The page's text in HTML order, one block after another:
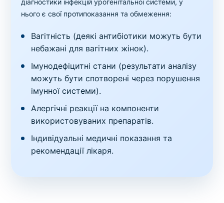
діагностики інфекцій урогенітальної системи, у
нього є свої протипоказання та обмеження:
Вагітність (деякі антибіотики можуть бути
небажані для вагітних жінок).
Імунодефіцитні стани (результати аналізу
можуть бути спотворені через порушення
імунної системи).
Алергічні реакції на компоненти
використовуваних препаратів.
Індивідуальні медичні показання та
рекомендації лікаря.